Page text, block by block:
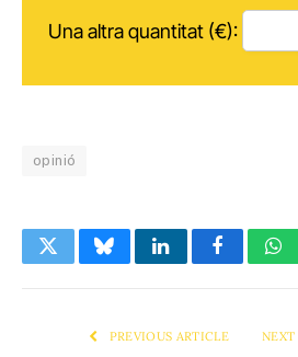
Una altra quantitat (€):
opinió
TwitterBlueskyLinkedInFacebook
PREVIOUS ARTICLE